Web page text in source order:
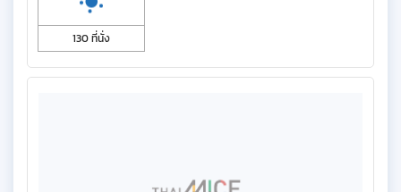
130 ที่นั่ง